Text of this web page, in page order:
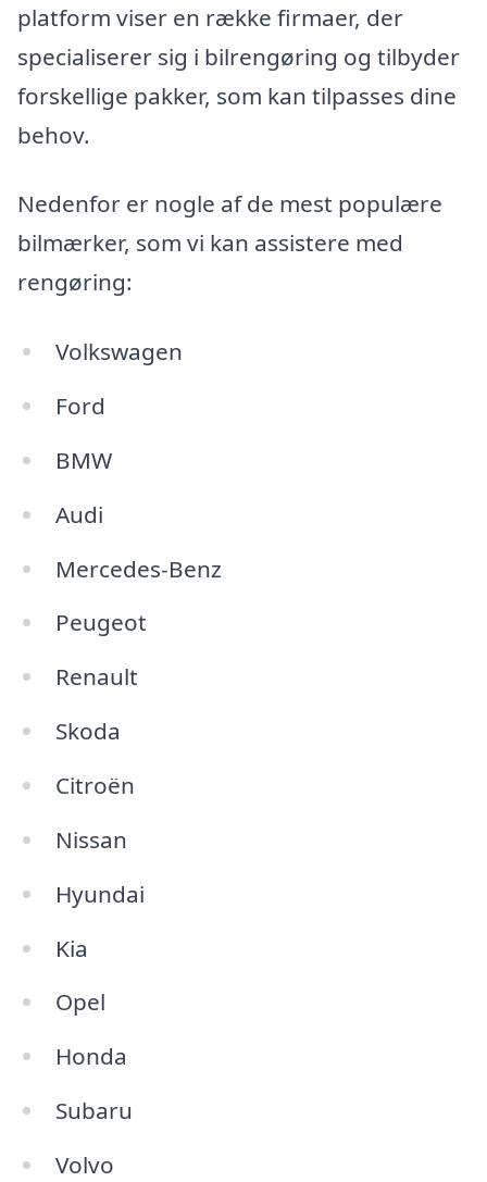
platform viser en række firmaer, der
specialiserer sig i bilrengøring og tilbyder
forskellige pakker, som kan tilpasses dine
behov.
Nedenfor er nogle af de mest populære
bilmærker, som vi kan assistere med
rengøring:
Volkswagen
Ford
BMW
Audi
Mercedes-Benz
Peugeot
Renault
Skoda
Citroën
Nissan
Hyundai
Kia
Opel
Honda
Subaru
Volvo